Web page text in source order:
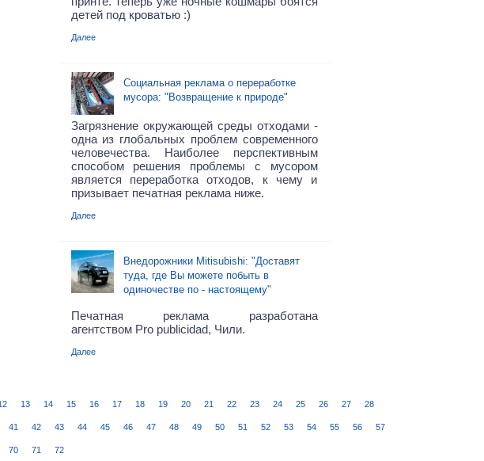
детей под кроватью :)
Далее
Социальная реклама о переработке
мусора: "Возвращение к природе"
Загрязнение окружающей среды отходами -
одна из глобальных проблем современного
человечества. Наиболее перспективным
способом решения проблемы с мусором
является переработка отходов, к чему и
призывает печатная реклама ниже.
Далее
Внедорожники Mitisubishi: "Доставят
туда, где Вы можете побыть в
одиночестве по - настоящему"
Печатная реклама разработана
агентством Pro publicidad, Чили.
Далее
13 14 15 16 17 18 19 20 21 22 23 24 25 26 27 28
41 42 43 44 45 46 47 48 49 50 51 52 53 54 55 56 57
70 71 72